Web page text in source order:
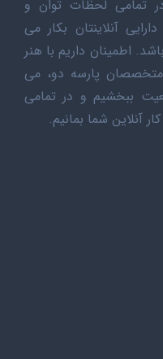
ساعته و در تمامی لحظات توان و
آنلاینتان بکار می
اطمینان داریم با هنر
پارسه دو، می
ببخشیم و در تمامی
آنلاین شما بمانیم.